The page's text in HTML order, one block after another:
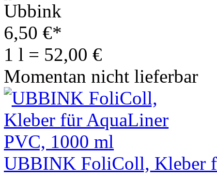
6,50 €*
1 l = 52,00 €
Momentan nicht lieferbar
UBBINK FoliColl, Kleber